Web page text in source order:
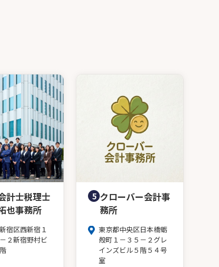
計士税理士
也事務所
宿区西新宿１
２新宿野村ビ
5 クローバー会計事
務所
東京都中央区日本橋蛎
殻町１－３５－２グレ
インズビル５階５４号
室